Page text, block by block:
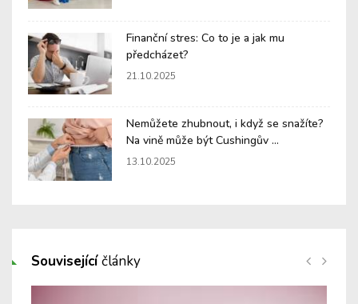
Finanční stres: Co to je a jak mu
předcházet?
21.10.2025
Nemůžete zhubnout, i když se snažíte?
Na vině může být Cushingův ...
13.10.2025
Souvisejícíčlánky